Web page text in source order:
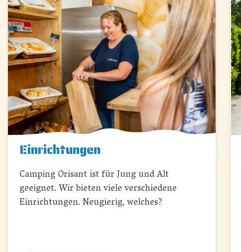
Einrichtungen
Camping Orisant ist für Jung und Alt
geeignet. Wir bieten viele verschiedene
Einrichtungen. Neugierig, welches?